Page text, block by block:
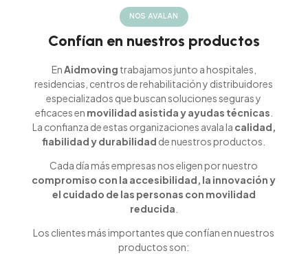
NOS AVALAN
Confían en nuestros productos
EnAidmoving trabajamos junto a hospitales,
residencias, centros de rehabilitación y distribuidores
especializados que buscan soluciones seguras y
eficaces en movilidad asistida y ayudas técnicas
La confianza de estas organizaciones avala la calidad,
fiabilidad y durabilidad de nuestros productos.
Cada día más empresas nos eligen por nuestro
compromiso con la accesibilidad, la innovación y
el cuidado de las personas con movilidad
reducida
Los clientes más importantes que confían en nuestros
productos son: